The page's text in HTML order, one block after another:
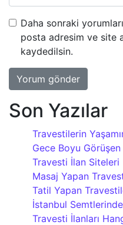
Daha sonraki
posta adresim ve site
kaydedilsin.
Son Yazılar
Travestilerin
Gece Boyu
Travesti İlan Siteleri
Masaj Yapan
Tatil Yapan
İstanbul
Travesti İlanları